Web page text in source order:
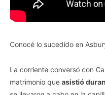
Conocé lo sucedido en
La corriente conversó con
matrimonio que asistió